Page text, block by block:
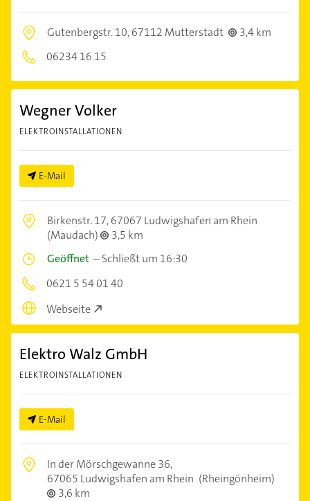
Gutenbergstr. 10,67112 Mutterstadt
3,4 km
06234 16 15
Wegner Volker
ELEKTROINSTALLATIONEN
E-Mail
Birkenstr. 17,67067 Ludwigshafen am Rhein
(Maudach)
3,5 km
Geöffnet –Schließt um 16:30
0621 5 54 01 40
Webseite
Elektro Walz GmbH
ELEKTROINSTALLATIONEN
E-Mail
In der Mörschgewanne 36,
67065 Ludwigshafen am Rhein (Rheingönheim)
3,6 km